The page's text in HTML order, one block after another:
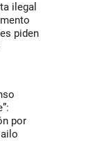
ilegal
piden
por